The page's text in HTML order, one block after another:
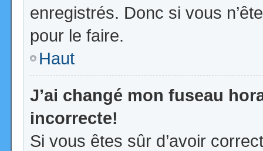
enregistrés. Donc si vous
pour le faire.
Haut
J’ai changé mon fuseau
incorrecte!
Si vous êtes sûr d’avoir